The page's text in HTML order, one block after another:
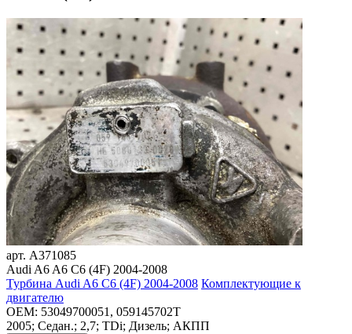
арт. A371085
Audi A6 A6 C6 (4F) 2004-2008
Турбина Audi A6 C6 (4F) 2004-2008 Комплектующие к
двигателю
OEM: 53049700051, 059145702T
2005; Седан.; 2,7; TDi; Дизель; АКПП